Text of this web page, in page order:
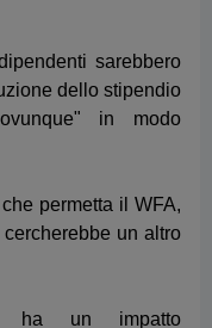
ha un impatto
soddisfazione
di dirigenti.
sul fatto che
soddisfazione